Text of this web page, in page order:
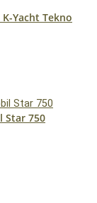
Yacht Tekno
Star 750